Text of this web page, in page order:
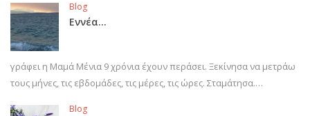
Blog
Εννέα…
γράφει η Μαμά Μένια 9 χρόνια έχουν περάσει. Ξεκίνησα να μετράω
τους μήνες, τις εβδομάδες, τις μέρες, τις ώρες. Σταμάτησα.…
Blog